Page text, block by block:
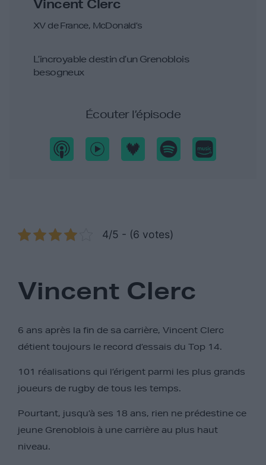
Vincent Clerc
XV de France, McDonald’s
L’incroyable destin d’un Grenoblois
besogneux
Écouter l’épisode
4/5 - (6 votes)
Vincent Clerc
6 ans après la fin de sa carrière, Vincent Clerc
détient toujours le record d’essais du Top 14.
101 réalisations qui l’érigent parmi les plus grands
joueurs de rugby de tous les temps.
Pourtant, jusqu’à ses 18 ans, rien ne prédestine ce
jeune Grenoblois à une carrière au plus haut
niveau.